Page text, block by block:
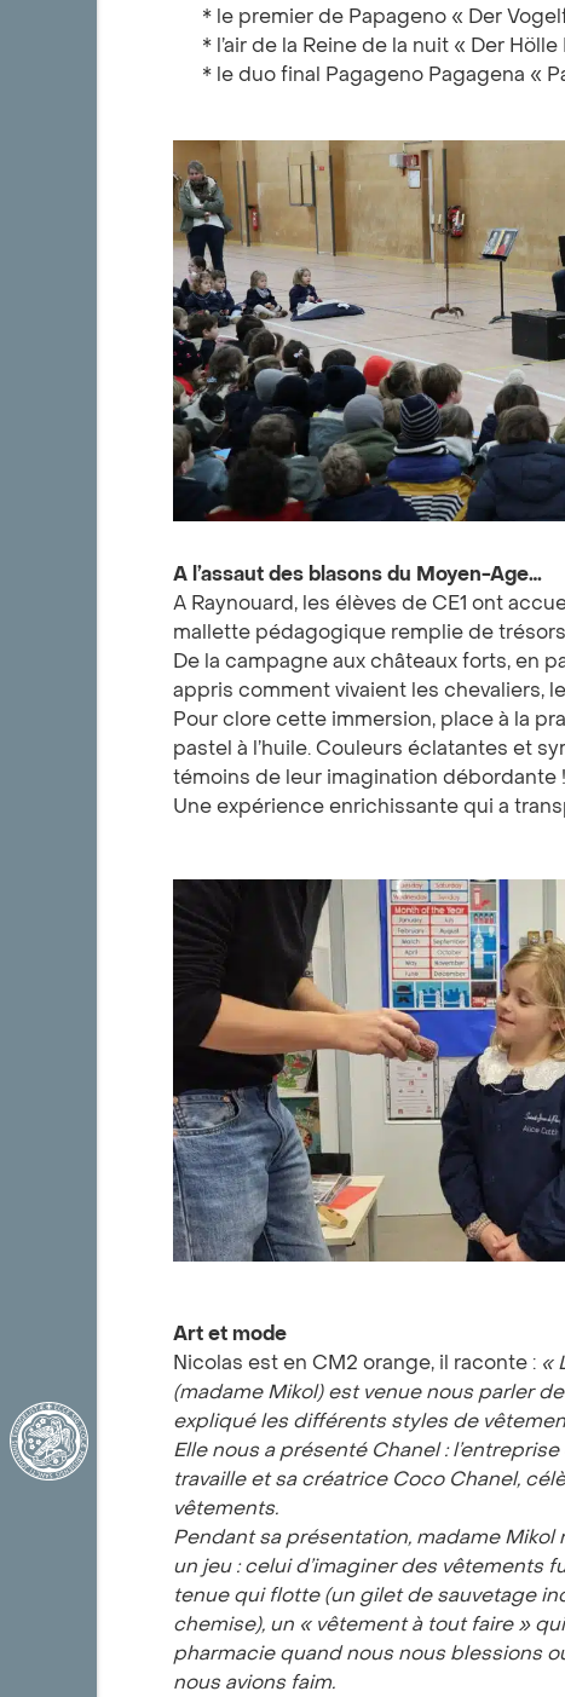
* le premier de Papageno « Der
* l’air de la Reine de la nuit « Der Hölle
* le duo final Pagageno Pagagena «
A l’assaut des blasons du Moyen-Age…
A Raynouard, les élèves de CE1 ont
mallette pédagogique remplie de
De la campagne aux châteaux forts, en
appris comment vivaient les chevaliers,
Pour clore cette immersion, place à la
pastel à l’huile. Couleurs éclatantes et
témoins de leur imagination débordante !
Une expérience enrichissante qui a
Art et mode
Nicolas est en CM2 orange, il raconte : «
(madame Mikol) est venue nous parler
expliqué les différents styles de
Elle nous a présenté Chanel : l’entreprise
travaille et sa créatrice Coco Chanel,
vêtements.
Pendant sa présentation, madame Mikol
un jeu : celui d’imaginer des vêtements
tenue qui flotte (un gilet de sauvetage
chemise), un « vêtementàtout faire »qui
pharmacie quand nous nous blessions
nous avions faim.